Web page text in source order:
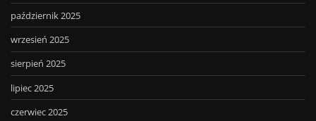
październik 2025
wrzesień 2025
sierpień 2025
lipiec 2025
czerwiec 2025